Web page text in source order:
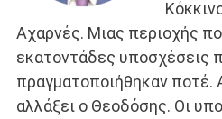
Αχαρνές. Μιας περιοχής
εκατοντάδες υποσχέσεις
πραγματοποιήθηκαν ποτέ.
αλλάξει ο Θεοδόσης. Οι